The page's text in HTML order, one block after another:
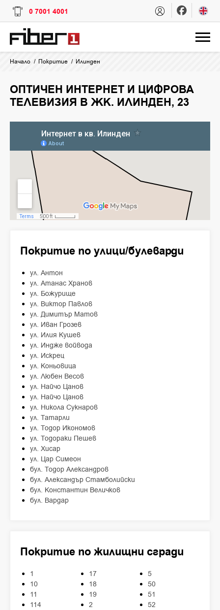
0 7001 4001
Начало Покритие Илинден
ОПТИЧЕН ИНТЕРНЕТ И ЦИФРОВА
ТЕЛЕВИЗИЯ В ЖК. ИЛИНДЕН, 23
Покритие по улици/булеварди
ул. Антон
ул. Атанас Хранов
ул. Божурище
ул. Виктор Павлов
ул. Димитър Матов
ул. Иван Грозев
ул. Илия Кушев
ул. Индже войвода
ул. Искрец
ул. Коньовица
ул. Любен Весов
ул. Найчо Цанов
ул. Найчо Цанов
ул. Никола Сукнаров
ул. Татарли
ул. Тодор Икономов
ул. Тодораки Пешев
ул. Хисар
ул. Цар Симеон
бул. Тодор Александров
бул. Александър Стамболийски
бул. Константин Величков
бул. Вардар
Покритие по жилищни сгради
1
10
11
114
17
18
19
2
5
50
51
52